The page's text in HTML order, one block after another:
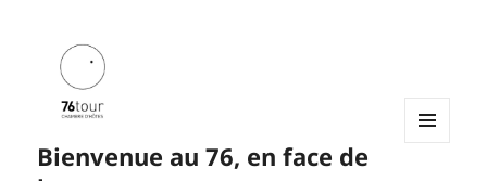
Bienvenue au 76, en face de